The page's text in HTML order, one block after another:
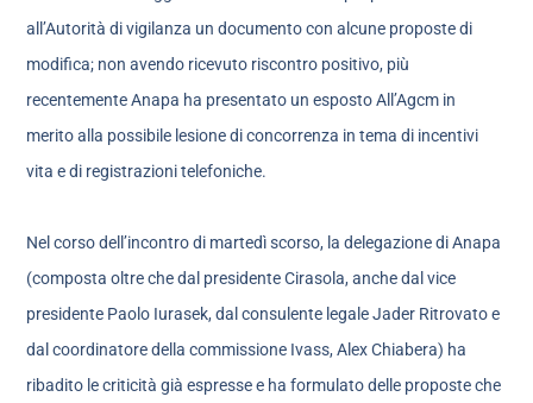
all’Autorità di vigilanza un documento con alcune proposte di
modifica; non avendo ricevuto riscontro positivo, più
recentemente Anapa ha presentato un esposto All’Agcm in
merito alla possibile lesione di concorrenza in tema di incentivi
vita e di registrazioni telefoniche.
Nel corso dell’incontro di martedì scorso, la delegazione di Anapa
(composta oltre che dal presidente Cirasola, anche dal vice
presidente Paolo Iurasek, dal consulente legale Jader Ritrovato e
dal coordinatore della commissione Ivass, Alex Chiabera) ha
ribadito le criticità già espresse e ha formulato delle proposte che